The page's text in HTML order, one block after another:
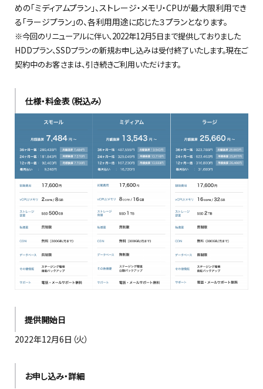
めの「ミディアムプラン」、ストレージ・メモリ・CPUが最大限利用でき
る「ラージプラン」の、各利用用途に応じた３プランとなります。
※今回のリニューアルに伴い、2022年12月5日まで提供しておりました
HDDプラン、SSDプランの新規お申し込みは受付終了いたします。現在ご
契約中のお客さまは、引き続きご利用いただけます。
仕様・料金表（税込み）
提供開始日
2022年12月6日（火）
お申し込み・詳細